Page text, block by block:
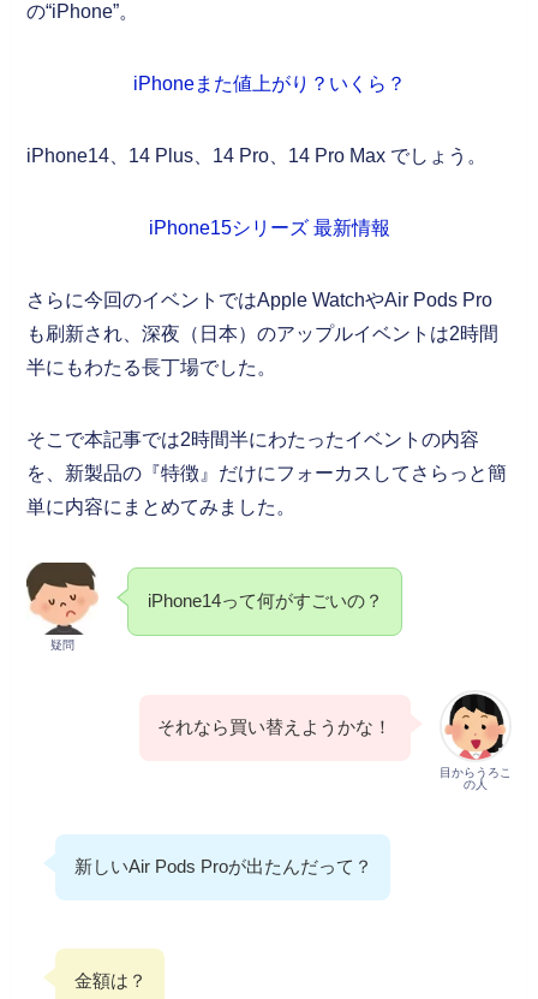
の“iPhone”。
iPhoneまた値上がり？いくら？
iPhone14、14 Plus、14 Pro、14 Pro Max でしょう。
iPhone15シリーズ 最新情報
さらに今回のイベントではApple WatchやAir Pods Pro
も刷新され、深夜（日本）のアップルイベントは2時間
半にもわたる長丁場でした。
そこで本記事では2時間半にわたったイベントの内容
を、新製品の『特徴』だけにフォーカスしてさらっと簡
単に内容にまとめてみました。
疑問
iPhone14って何がすごいの？
目からうろこ
の人
それなら買い替えようかな！
新しいAir Pods Proが出たんだって？
金額は？